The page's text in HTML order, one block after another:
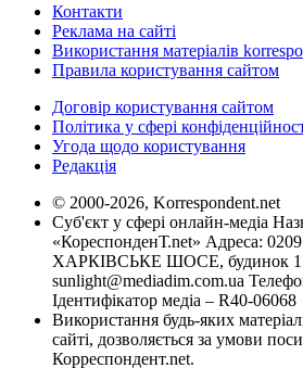
Контакти
Реклама на сайті
Використання матеріалів
Правила користування сайтом
Договір користування сайтом
Політика у сфері
Угода щодо користування
Редакція
© 2000-2026, Korrespondent.net
Суб'єкт у сфері онлайн-медіа
«КореспонденТ.net» Адреса:
ХАРКІВСЬКЕ ШОСЕ, будинок
sunlight@mediadim.com.ua
Ідентифікатор медіа – R40-06068
Використання будь-яких
сайті, дозволяється за умови
Корреспондент.net.